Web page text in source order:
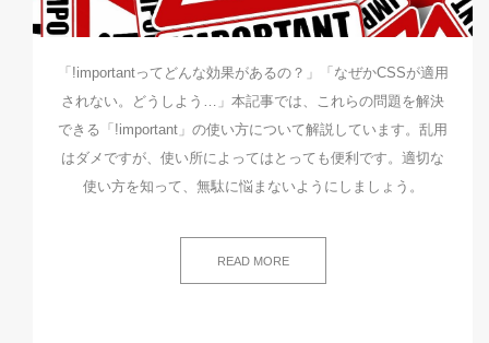
「!importantってどんな効果があるの？」「なぜかCSSが適用
されない。どうしよう…」本記事では、これらの問題を解決
できる「!important」の使い方について解説しています。乱用
はダメですが、使い所によってはとっても便利です。適切な
使い方を知って、無駄に悩まないようにしましょう。
READ MORE